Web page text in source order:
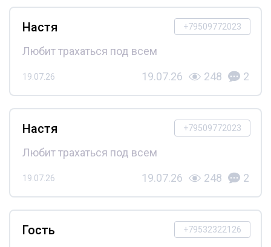
+79509772023
Настя
Любит трахаться под всем
19.07.26 19.07.26 248 2
+79509772023
Настя
Любит трахаться под всем
19.07.26 19.07.26 248 2
+79532322126
Гость